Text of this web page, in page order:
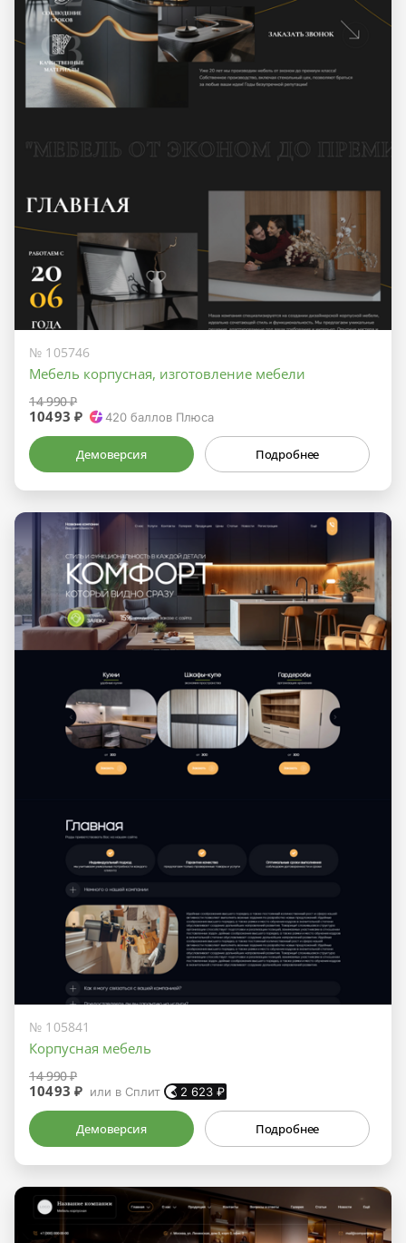
№ 105746
Мебель корпусная, изготовление мебели
14 990 ₽
10493 ₽ 420 баллов Плюса
Демоверсия Подробнее
№ 105841
Корпусная мебель
14 990 ₽
10493 ₽ или в Сплит 2 623 ₽
Демоверсия Подробнее